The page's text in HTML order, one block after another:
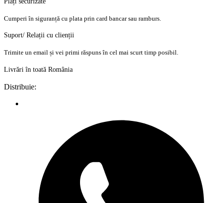
Cumperi în siguranță cu plata prin card bancar sau ramburs.
Suport/ Relații cu clienții
Trimite un email și vei primi răspuns în cel mai scurt timp posibil.
Livrări în toată România
Distribuie: